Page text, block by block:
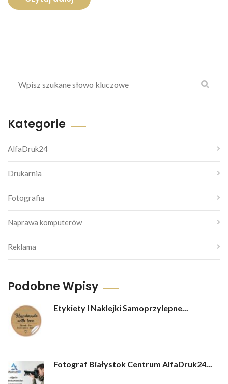
Kategorie
AlfaDruk24
Drukarnia
Fotografia
Naprawa komputerów
Reklama
Podobne Wpisy
Etykiety I Naklejki Samoprzylepne...
Fotograf Białystok Centrum AlfaDruk24...